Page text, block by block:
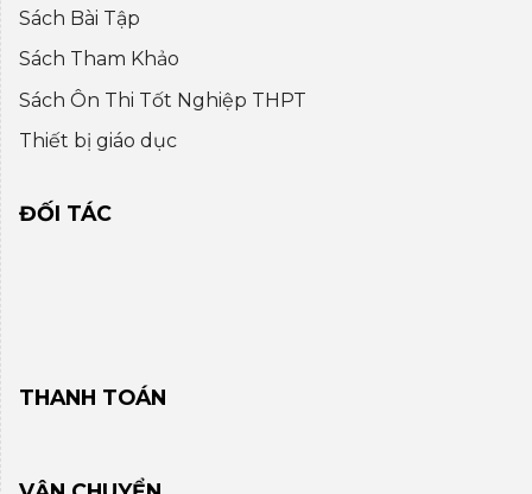
Sách Bài Tập
Sách Tham Khảo
Sách Ôn Thi Tốt Nghiệp THPT
Thiết bị giáo dục
ĐỐI TÁC
THANH TOÁN